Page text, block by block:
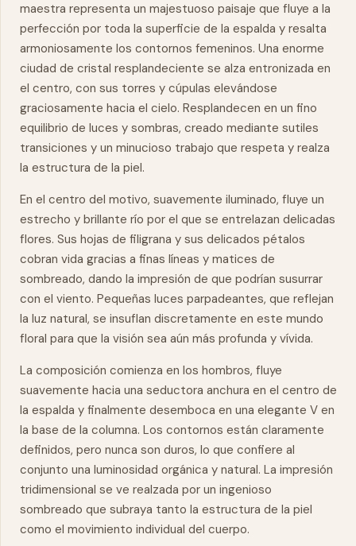
maestra representa un majestuoso paisaje que fluye a la
perfección por toda la superficie de la espalda y resalta
armoniosamente los contornos femeninos. Una enorme
ciudad de cristal resplandeciente se alza entronizada en
el centro, con sus torres y cúpulas elevándose
graciosamente hacia el cielo. Resplandecen en un fino
equilibrio de luces y sombras, creado mediante sutiles
transiciones y un minucioso trabajo que respeta y realza
la estructura de la piel.
En el centro del motivo, suavemente iluminado, fluye un
estrecho y brillante río por el que se entrelazan delicadas
flores. Sus hojas de filigrana y sus delicados pétalos
cobran vida gracias a finas líneas y matices de
sombreado, dando la impresión de que podrían susurrar
con el viento. Pequeñas luces parpadeantes, que reflejan
la luz natural, se insuflan discretamente en este mundo
floral para que la visión sea aún más profunda y vívida.
La composición comienza en los hombros, fluye
suavemente hacia una seductora anchura en el centro de
la espalda y finalmente desemboca en una elegante V en
la base de la columna. Los contornos están claramente
definidos, pero nunca son duros, lo que confiere al
conjunto una luminosidad orgánica y natural. La impresión
tridimensional se ve realzada por un ingenioso
sombreado que subraya tanto la estructura de la piel
como el movimiento individual del cuerpo.